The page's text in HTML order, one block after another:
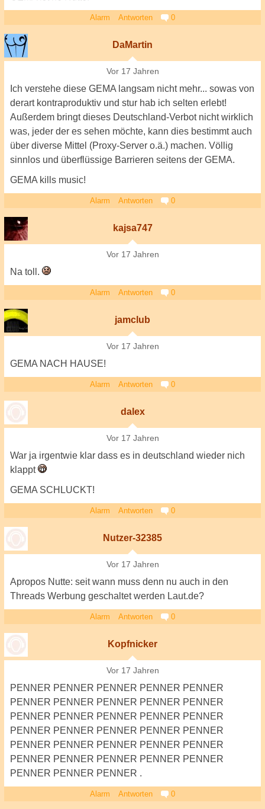
Alarm Antworten 0
DaMartin
Vor 17 Jahren
Ich verstehe diese GEMA langsam nicht mehr... sowas von
derart kontraproduktiv und stur hab ich selten erlebt!
Außerdem bringt dieses Deutschland-Verbot nicht wirklich
was, jeder der es sehen möchte, kann dies bestimmt auch
über diverse Mittel (Proxy-Server o.ä.) machen. Völlig
sinnlos und überflüssige Barrieren seitens der GEMA.
GEMA kills music!
Alarm Antworten 0
kajsa747
Vor 17 Jahren
Na toll.
Alarm Antworten 0
jamclub
Vor 17 Jahren
GEMA NACH HAUSE!
Alarm Antworten 0
dalex
Vor 17 Jahren
War ja irgentwie klar dass es in deutschland wieder nich
klappt
GEMA SCHLUCKT!
Alarm Antworten 0
Nutzer-32385
Vor 17 Jahren
Apropos Nutte: seit wann muss denn nu auch in den
Threads Werbung geschaltet werden Laut.de?
Alarm Antworten 0
Kopfnicker
Vor 17 Jahren
PENNER PENNER PENNER PENNER PENNER
PENNER PENNER PENNER PENNER PENNER
PENNER PENNER PENNER PENNER PENNER
PENNER PENNER PENNER PENNER PENNER
PENNER PENNER PENNER PENNER PENNER
PENNER PENNER PENNER PENNER PENNER
PENNER PENNER PENNER .
Alarm Antworten 0